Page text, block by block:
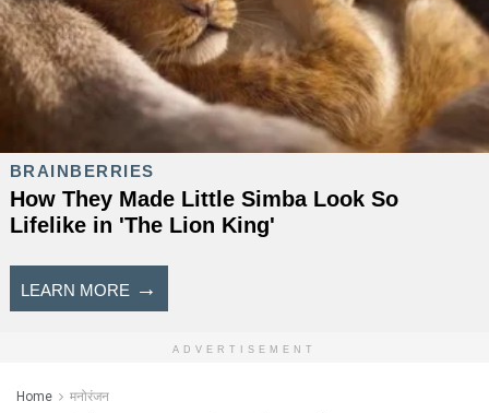
ADVERTISEMENT
Home मनोरंजन